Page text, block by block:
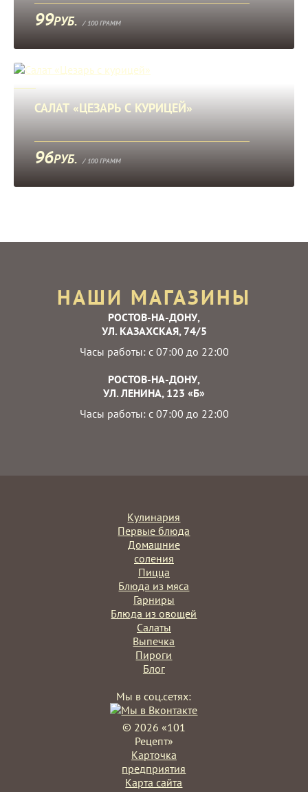
99РУБ. / 100 ГРАММ
САЛАТ «ЦЕЗАРЬ С КУРИЦЕЙ»
96РУБ. / 100 ГРАММ
НАШИ МАГАЗИНЫ
РОСТОВ-НА-ДОНУ,
УЛ. КАЗАХСКАЯ, 74/5
Часы работы: с 07:00 до 22:00
РОСТОВ-НА-ДОНУ,
УЛ. ЛЕНИНА, 123 «Б»
Часы работы: с 07:00 до 22:00
Кулинария
Первые блюда
Домашние
соления
Пицца
Блюда из мяса
Гарниры
Блюда из овощей
Салаты
Выпечка
Пироги
Блог
Мы в соц.сетях:
© 2026 «101
Рецепт»
Карточка
предприятия
Карта сайта